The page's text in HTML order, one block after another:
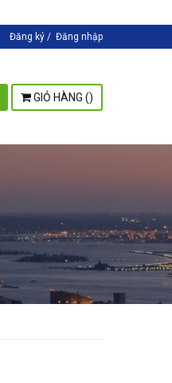
Đăng ký / Đăng nhập
GIỎ HÀNG ()